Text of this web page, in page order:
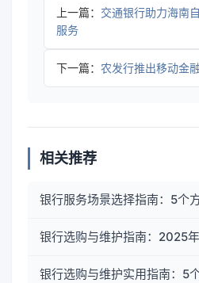
上一篇： 交通银行助力海南
服务
下一篇： 农发行推出移动金
相关推荐
银行服务场景选择指南：5个
银行选购与维护指南：2025
银行选购与维护实用指南：5